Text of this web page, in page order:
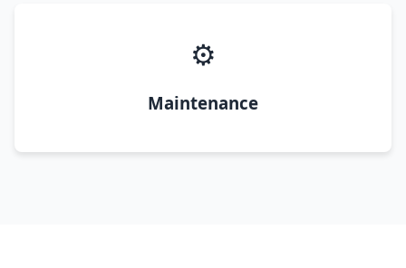
⚙️
Maintenance